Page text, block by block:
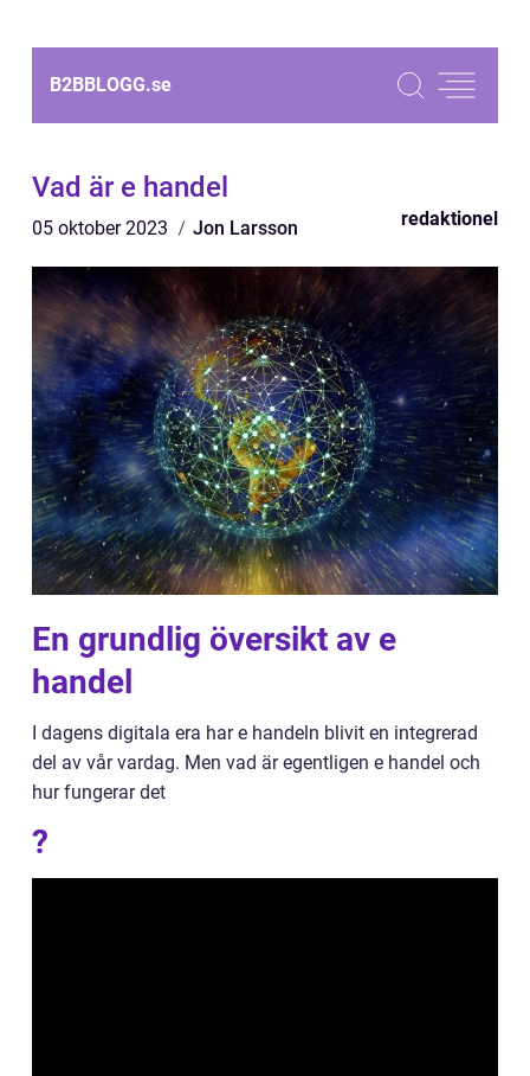
B2BBLOGG.se
Vad är e handel
05 oktober 2023 Jon Larsson redaktionel
En grundlig översikt av e
handel
I dagens digitala era har e handeln blivit en integrerad
del av vår vardag. Men vad är egentligen e handel och
hur fungerar det
?